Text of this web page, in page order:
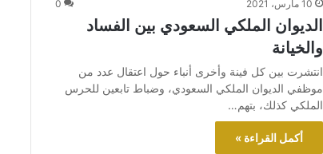
10 مارس، 2021 0
الديوان الملكي السعودي بين الفساد
والخيانة
انتشرت بين كل فينة وأخرى أنباء حول اعتقال عدد من
موظفي الديوان الملكي السعودي، وضباط تابعين للحرس
الملكي كذلك، بتهم…
أكمل القراءة »